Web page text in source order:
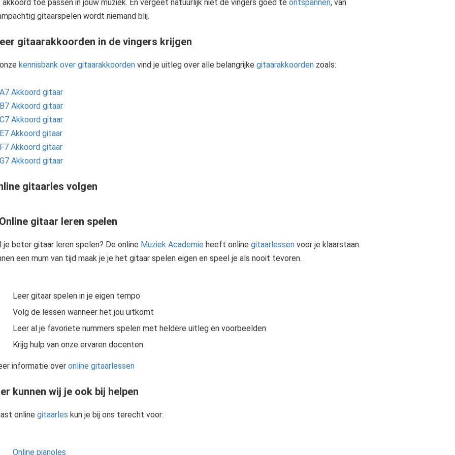
toe passen in jouw muziek. En vergeet natuurlijk niet de vingers goed te ontspannen, van
gitaarspelen wordt niemand blij.
gitaarakkoorden in de vingers krijgen
kennisbank over gitaarakkoordenvind je uitleg over alle belangrijke gitaarakkoordenzoals:
A7 Akkoord gitaar
B7 Akkoord gitaar
C7 Akkoord gitaar
E7 Akkoord gitaar
F7 Akkoord gitaar
G7 Akkoord gitaar
gitaarles volgen
je beter gitaar leren spelen? De online Muziek Academie heeft online gitaarlessenvoor je klaarstaan.
een mum van tijd maak je je het gitaar spelen eigen en speel je als nooit tevoren.
Leer gitaar spelen in je eigen tempo
Volg de lessen wanneer het jou uitkomt
Leer al je favoriete nummers spelen met heldere uitleg en voorbeelden
Krijg hulp van onze ervaren docenten
informatie over online gitaarlessen
kunnen wij je ook bij helpen
online gitaarles kun je bij ons terecht voor:
Online pianoles